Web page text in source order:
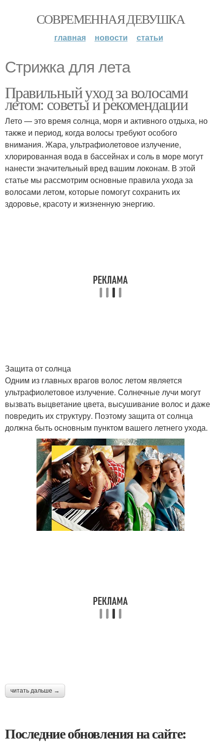
СОВРЕМЕННАЯ ДЕВУШКА
главная новости статьи
Стрижка для лета
Правильный уход за волосами
летом: советы и рекомендации
Лето — это время солнца, моря и активного отдыха, но
также и период, когда волосы требуют особого
внимания. Жара, ультрафиолетовое излучение,
хлорированная вода в бассейнах и соль в море могут
нанести значительный вред вашим локонам. В этой
статье мы рассмотрим основные правила ухода за
волосами летом, которые помогут сохранить их
здоровье, красоту и жизненную энергию.
Защита от солнца
Одним из главных врагов волос летом является
ультрафиолетовое излучение. Солнечные лучи могут
вызвать выцветание цвета, высушивание волос и даже
повредить их структуру. Поэтому защита от солнца
должна быть основным пунктом вашего летнего ухода.
читать дальше →
Последние обновления на сайте: